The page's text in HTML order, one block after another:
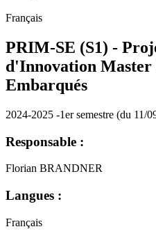
Français
PRIM-SE (S1) -
d'Innovation Master
Embarqués
2024-2025 -1er semestre (du 11/
Responsable :
Florian BRANDNER
Langues :
Français